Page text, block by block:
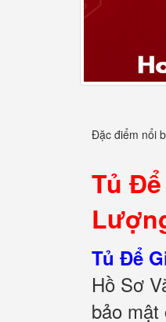
Đặc điểm nổi
Tủ
Tủ Để
Hồ Sơ
bảo